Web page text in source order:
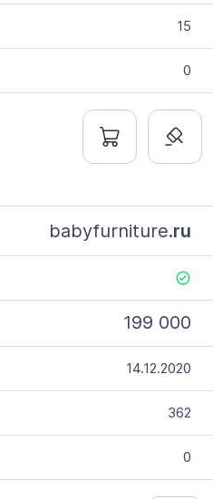
15
0
babyfurniture.ru
199 000
14.12.2020
362
0